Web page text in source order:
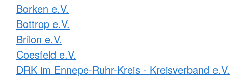
Borken e.V.
Bottrop e.V.
Brilon e.V.
Coesfeld e.V.
DRK im Ennepe-Ruhr-Kreis - Kreisverband e.V.